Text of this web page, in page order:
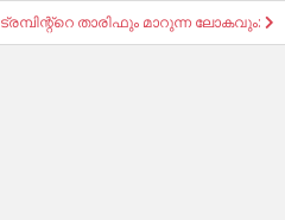
ട്രമ്പിന്റ്റെ താരിഫും മാറുന്ന ലോകവും: